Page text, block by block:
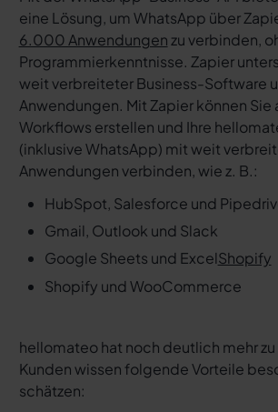
eine Lösung, um WhatsApp über
6.000 Anwendungenzu verbinden,
Programmierkenntnisse. Zapier
weit verbreiteter Business-Software
Anwendungen. Mit Zapier können
Workflows erstellen und Ihre
(inklusive WhatsApp) mit weit
Anwendungen verbinden, wie z. B.:
HubSpot, Salesforce und
Gmail, Outlook und Slack
Google Sheets und ExcelShopify
Shopify und WooCommerce
hellomateo hat noch deutlich mehr
Kunden wissen folgende Vorteile
schätzen: